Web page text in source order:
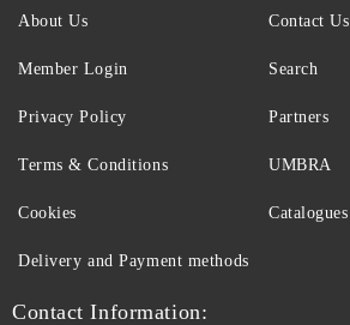
About Us
Member Login
Contact Us
Search
Privacy Policy
Terms & Conditions
Cookies
Delivery and Payment methods
Partners
UMBRA
Catalogues
Contact Information: